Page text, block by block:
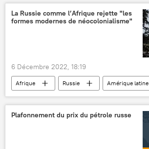
La Russie comme l’Afrique rejette "les
formes modernes de néocolonialisme"
6 Décembre 2022, 18:19
Afrique Russie
Amérique latine
colonialisme
Plafonnement du prix du pétrole russe